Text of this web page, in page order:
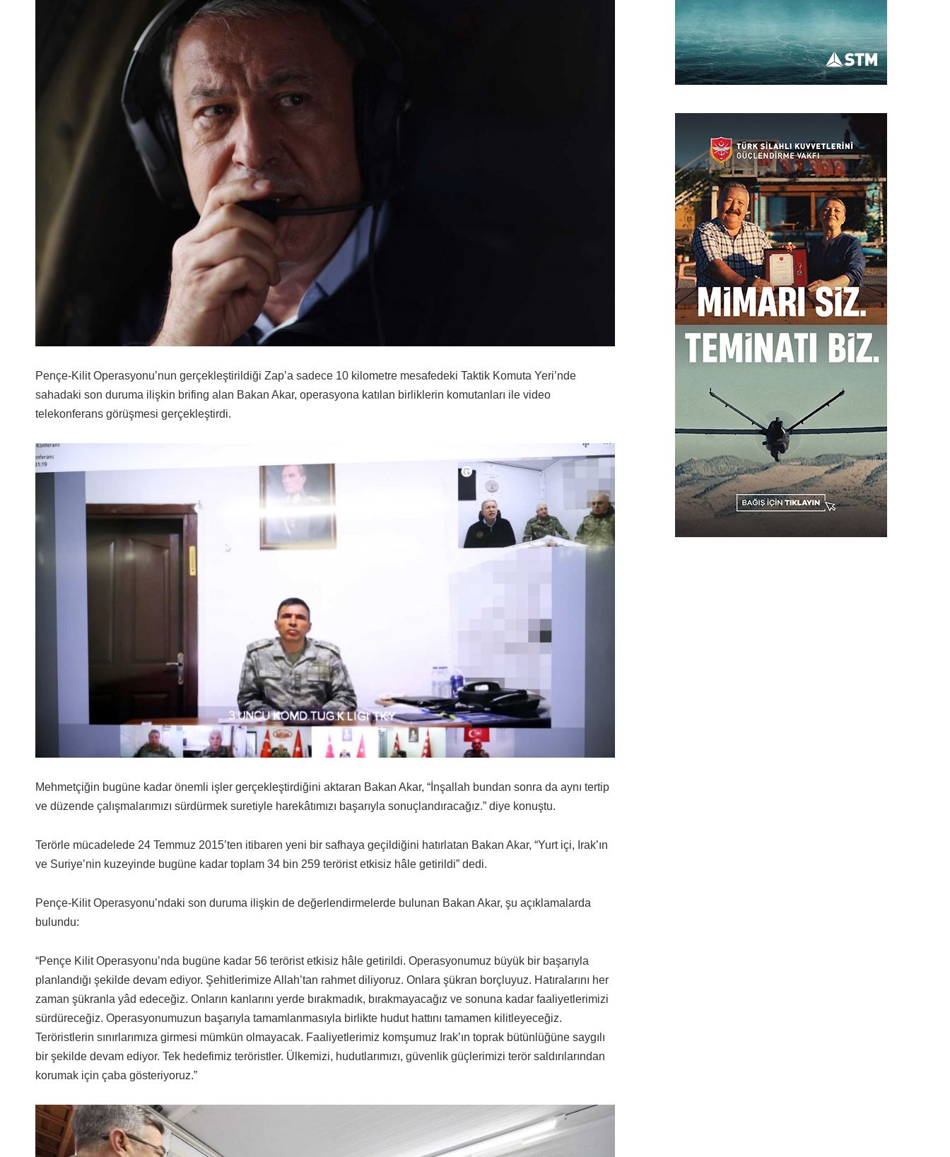
Pençe-Kilit Operasyonu’nun gerçekleştirildiği Zap’a sadece 10 kilometre mesafedeki Taktik Komuta Yeri’nde
sahadaki son duruma ilişkin brifing alan Bakan Akar, operasyona katılan birliklerin komutanları ile video
telekonferans görüşmesi gerçekleştirdi.
Mehmetçiğin bugüne kadar önemli işler gerçekleştirdiğini aktaran Bakan Akar, “İnşallah bundan sonra da aynı tertip
ve düzende çalışmalarımızı sürdürmek suretiyle harekâtımızı başarıyla sonuçlandıracağız.” diye konuştu.
Terörle mücadelede 24 Temmuz 2015’ten itibaren yeni bir safhaya geçildiğini hatırlatan Bakan Akar, “Yurt içi, Irak’ın
ve Suriye’nin kuzeyinde bugüne kadar toplam 34 bin 259 terörist etkisiz hâle getirildi” dedi.
Pençe-Kilit Operasyonu’ndaki son duruma ilişkin de değerlendirmelerde bulunan Bakan Akar, şu açıklamalarda
bulundu:
“Pençe Kilit Operasyonu’nda bugüne kadar 56 terörist etkisiz hâle getirildi. Operasyonumuz büyük bir başarıyla
planlandığı şekilde devam ediyor. Şehitlerimize Allah’tan rahmet diliyoruz. Onlara şükran borçluyuz. Hatıralarını her
zaman şükranla yâd edeceğiz. Onların kanlarını yerde bırakmadık, bırakmayacağız ve sonuna kadar faaliyetlerimizi
sürdüreceğiz. Operasyonumuzun başarıyla tamamlanmasıyla birlikte hudut hattını tamamen kilitleyeceğiz.
Teröristlerin sınırlarımıza girmesi mümkün olmayacak. Faaliyetlerimiz komşumuz Irak’ın toprak bütünlüğüne saygılı
bir şekilde devam ediyor. Tek hedefimiz teröristler. Ülkemizi, hudutlarımızı, güvenlik güçlerimizi terör saldırılarından
korumak için çaba gösteriyoruz.”